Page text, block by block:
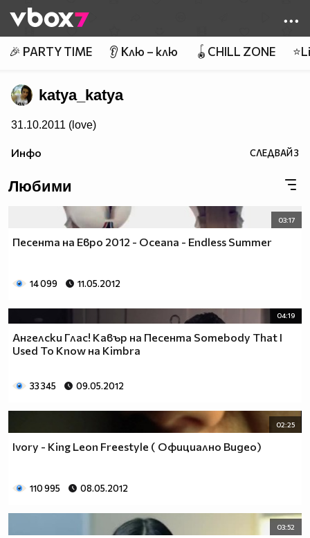
👾
🎉 PARTY TIME 👂 Клю – клю 🪀CHILL ZONE
katya_katya
31.10.2011 (love)
Инфо СЛЕДВАЙ3
Любими
03:17
Песента на Евро 2012 - Oceana - Endless Summer
14 099 11.05.2012
04:19
Ангелски Глас! Кавър на Песента Somebody That I
Used To Know на Kimbra
33 345 09.05.2012
02:25
Ivory - King Leon Freestyle ( Официално Видео)
110 995 08.05.2012
03:52